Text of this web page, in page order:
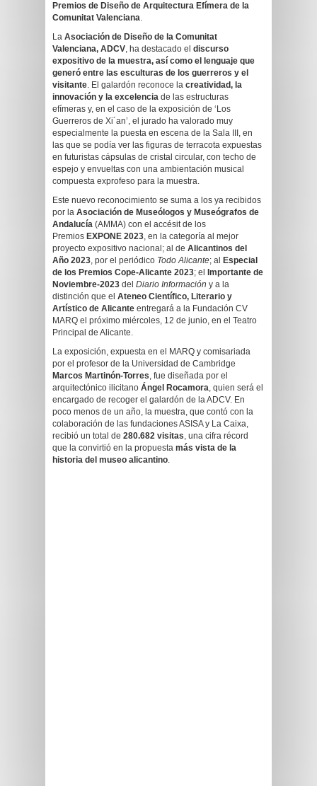
Premios de Diseño de Arquitectura Efímera de la
Comunitat Valenciana.
La Asociación de Diseño de la Comunitat
Valenciana, ADCV, ha destacado el discurso
expositivo de la muestra, así como el lenguaje que
generó entre las esculturas de los guerreros y el
visitante. El galardón reconoce la creatividad, la
innovación y la excelencia de las estructuras
efímeras y, en el caso de la exposición de ‘Los
Guerreros de Xi´an’, el jurado ha valorado muy
especialmente la puesta en escena de la Sala III, en
las que se podía ver las figuras de terracota expuestas
en futuristas cápsulas de cristal circular, con techo de
espejo y envueltas con una ambientación musical
compuesta exprofeso para la muestra.
Este nuevo reconocimiento se suma a los ya recibidos
por la Asociación de Museólogos y Museógrafos de
Andalucía (AMMA) con el accésit de los
Premios EXPONE 2023, en la categoría al mejor
proyecto expositivo nacional; al de Alicantinos del
Año 2023, por el periódico Todo Alicante; al Especial
de los Premios Cope-Alicante 2023; el
Importante de
Noviembre-2023 del Diario Información y a la
distinción que el Ateneo Científico, Literario y
Artístico de Alicante entregará a la Fundación CV
MARQ el próximo miércoles, 12 de junio, en el Teatro
Principal de Alicante.
La exposición, expuesta en el MARQ y comisariada
por el profesor de la Universidad de Cambridge
Marcos Martinón-Torres, fue diseñada por el
arquitectónico ilicitano Ángel Rocamora, quien será el
encargado de recoger el galardón de la ADCV. En
poco menos de un año, la muestra, que contó con la
colaboración de las fundaciones ASISA y La Caixa,
recibió un total de 280.682 visitas, una cifra récord
que la convirtió en la propuesta más vista de la
historia del museo alicantino.